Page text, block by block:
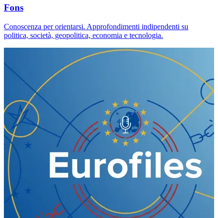
Fons
Conoscenza per orientarsi. Approfondimenti indipendenti su
politica, società, geopolitica, economia e tecnologia.